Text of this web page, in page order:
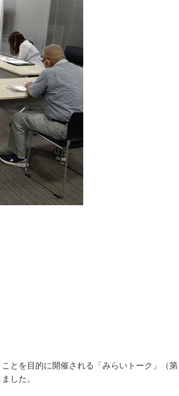
こ と を目 的に開催される 「みらい ト ーク 」 （第
ま した。